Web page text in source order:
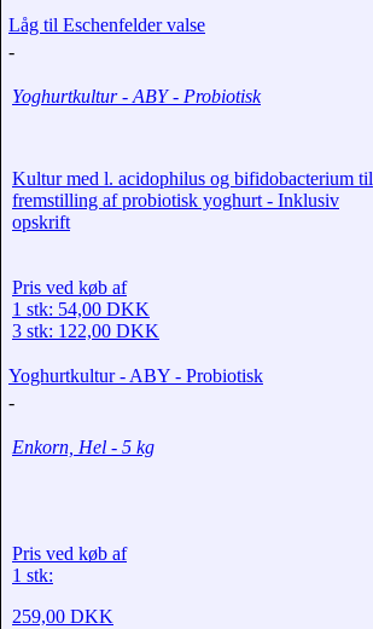
Låg til Eschenfelder valse
-
Yoghurtkultur - ABY - Probiotisk
Kultur med l. acidophilus og bifidobacterium til
fremstilling af probiotisk yoghurt - Inklusiv
opskrift
Pris ved køb af
1 stk: 54,00 DKK
3 stk: 122,00 DKK
Yoghurtkultur - ABY - Probiotisk
-
Enkorn, Hel - 5 kg
Pris ved køb af
1 stk:
259,00 DKK